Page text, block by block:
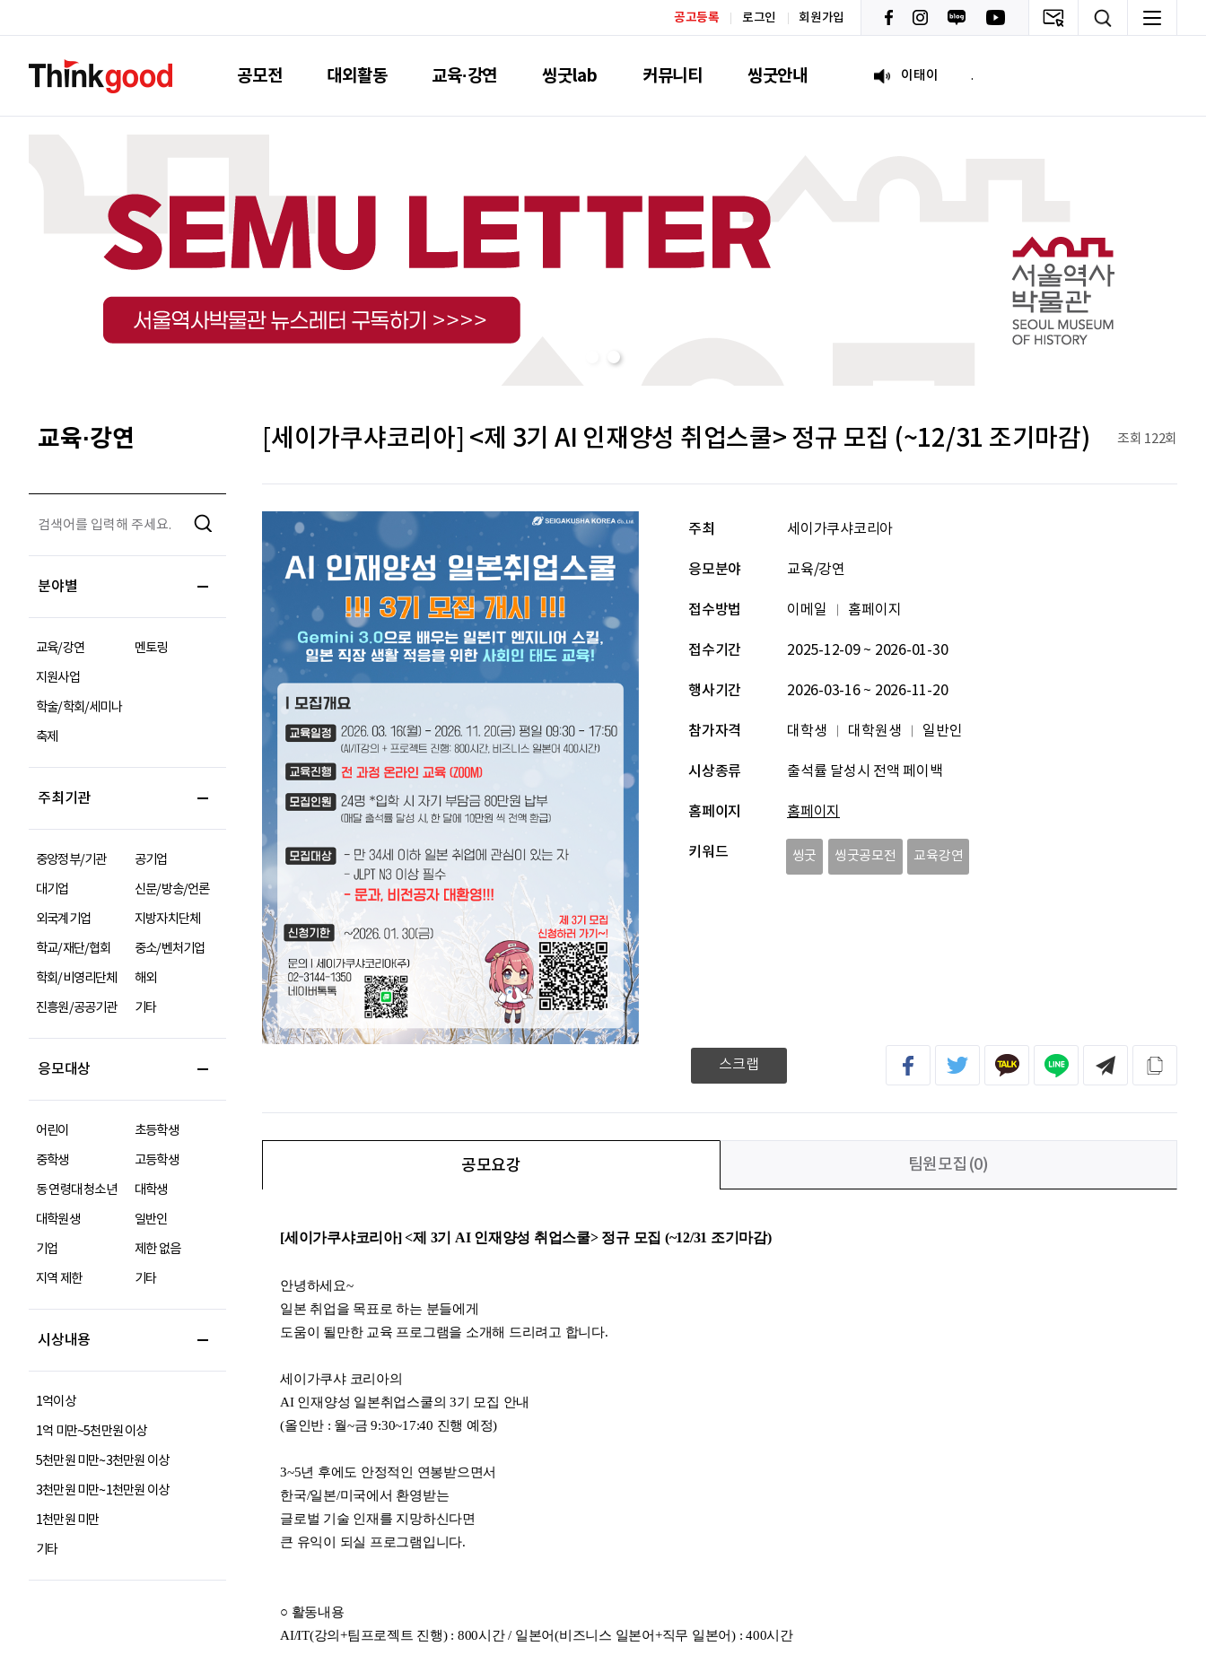
공고등록 로그인 회원가입
공모전 대외활동 교육·강연 씽굿lab 커뮤니티 씽굿안내
이태이
박혜진
힘내세요
092
조현기
전임준
교육·강연
분야별
교육/강연
멘토링
지원사업
학술/학회/세미나
축제
주최기관
중앙정부/기관
공기업
대기업
신문/방송/언론
외국계기업
지방자치단체
학교/재단/협회
중소/벤처기업
학회/비영리단체
해외
진흥원/공공기관
기타
응모대상
어린이
초등학생
중학생
고등학생
동 연령대 청소년
대학생
대학원생
일반인
기업
제한 없음
지역 제한
기타
시상내용
1억이상
1억 미만~5천만원 이상
5천만원 미만~3천만원 이상
3천만원 미만~1천만원 이상
1천만원 미만
기타
[세이가쿠샤코리아] <제 3기 AI 인재양성 취업스쿨> 정규 모집 (~12/31 조기마감) 조회 122회
주최 세이가쿠샤코리아
응모분야 교육/강연
접수방법 이메일 홈페이지
접수기간 2025-12-09 ~ 2026-01-30
행사기간 2026-03-16 ~ 2026-11-20
참가자격 대학생 대학원생 일반인
시상종류 출석률 달성시 전액 페이백
홈페이지 홈페이지
키워드 씽굿 씽굿공모전 교육강연
스크랩
공모요강 팀원모집(0)